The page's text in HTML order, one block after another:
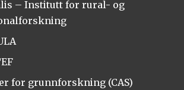
– Institutt for rural- og
for grunnforskning (CAS)